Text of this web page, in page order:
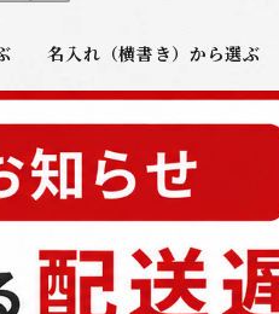
名入れ（横書き）から選ぶ